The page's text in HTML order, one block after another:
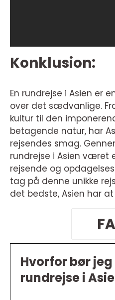
Konklusion:
En rundrejse i Asien er
over det sædvanlige.
kultur til den
betagende natur, har
rejsendes smag.
rundrejse i Asien været
rejsende og
tag på denne unikke
det bedste, Asien har
Hvorfor bør
rundrejse i